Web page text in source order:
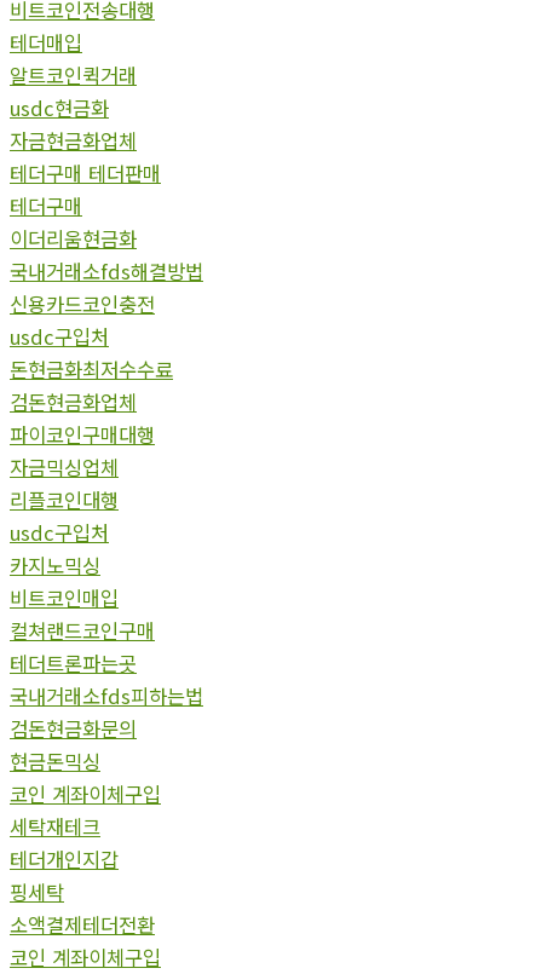
비트코인전송대행
테더매입
알트코인퀵거래
usdc현금화
자금현금화업체
테더구매 테더판매
테더구매
이더리움현금화
국내거래소fds해결방법
신용카드코인충전
usdc구입처
돈현금화최저수수료
검돈현금화업체
파이코인구매대행
자금믹싱업체
리플코인대행
usdc구입처
카지노믹싱
비트코인매입
컬쳐랜드코인구매
테더트론파는곳
국내거래소fds피하는법
검돈현금화문의
현금돈믹싱
코인 계좌이체구입
세탁재테크
테더개인지갑
핑세탁
소액결제테더전환
코인 계좌이체구입